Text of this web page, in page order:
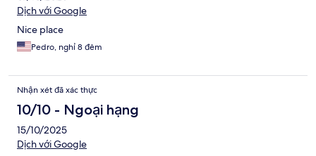
Dịch với Google
Nice place
Pedro, nghỉ 8 đêm
Nhận xét đã xác thực
10/10 - Ngoại hạng
15/10/2025
Dịch với Google